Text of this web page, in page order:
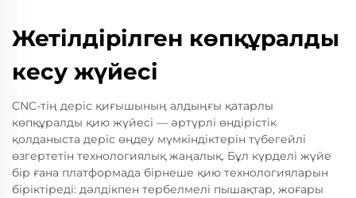
Жетілдірілген көпқұралды
кесу жүйесі
CNC-тің деріс қиғышының алдыңғы қатарлы
көпқұралды қию жүйесі — әртүрлі өндірістік
қолданыста деріс өңдеу мүмкіндіктерін түбегейлі
өзгертетін технологиялық жаңалық. Бұл күрделі жүйе
бір ғана платформада бірнеше қию технологияларын
біріктіреді: дәлдікпен тербелмелі пышақтар, жоғары